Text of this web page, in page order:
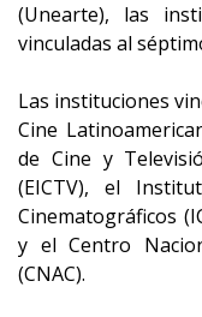
(Unearte), las
vinculadas al
Las instituciones
Cine
de Cine y
(EICTV), el
Cinematográficos
y el Centro
(CNAC).